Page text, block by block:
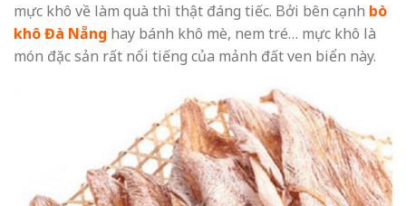
mực khô về làm quà thì thật đáng tiếc. Bởi bên cạnh bò
khô Đà Nẵng hay bánh khô mè, nem tré… mực khô là
món đặc sản rất nổi tiếng của mảnh đất ven biển này.